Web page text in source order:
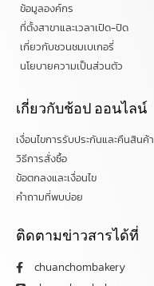
ข้อมูลองค์กร
ที่ตั้งสาขาและเวลาเปิด-ปิด
เกี่ยวกับชวนชมเบเกอรี่
นโยบายความเป็นส่วนตัว
เกี่ยวกับช้อป ออนไลน์
เงื่อนไขการรับประกันและคืนสินค้า
วิธีการสั่งซื้อ
ข้อตกลงและเงื่อนไข
คำถามที่พบบ่อย
ติดตามข่าวสารได้ที่
chuanchombakery